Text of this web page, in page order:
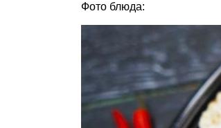
Фото блюда: